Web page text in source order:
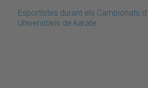
Esportistes durant els Campionats
Universitaris de karate